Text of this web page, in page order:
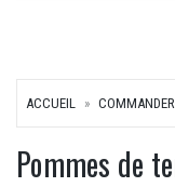
ACCUEIL
Pommes de